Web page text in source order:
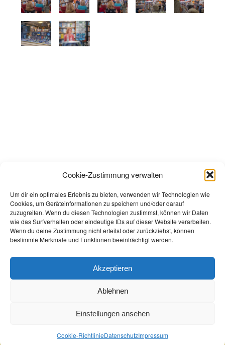
Cookie-Zustimmung verwalten
Um dir ein optimales Erlebnis zu bieten, verwenden wir Technologien wie
Cookies, um Geräteinformationen zu speichern und/oder darauf
zuzugreifen. Wenn du diesen Technologien zustimmst, können wir Daten
wie das Surfverhalten oder eindeutige IDs auf dieser Website verarbeiten.
Wenn du deine Zustimmung nicht erteilst oder zurückziehst, können
bestimmte Merkmale und Funktionen beeinträchtigt werden.
Akzeptieren
Ablehnen
Einstellungen ansehen
Cookie-RichtlinieDatenschutzImpressum
Impressum Cookie-Richtlinie AGB